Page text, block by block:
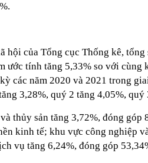
hội của Tổng cục Thống kê, tổng
ước tính tăng 5,33% so với cùng
các năm 2020 và 2021 trong
3,28%, quý 2 tăng 4,05%, quý
thủy sản tăng 3,72%, đóng góp
kinh tế; khu vực công nghiệp
vụ tăng 6,24%, đóng góp